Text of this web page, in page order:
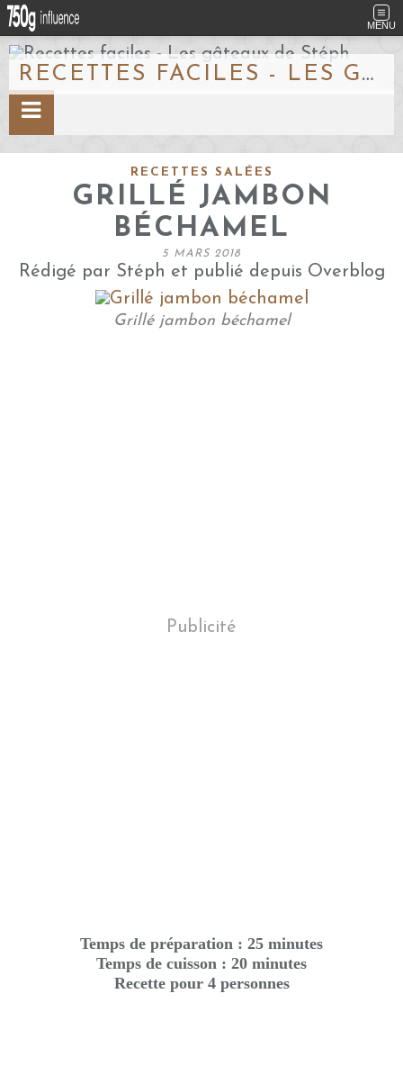
MENU
RECETTES FACILES - LES GÂTEAUX DE STÉPH
RECETTES SALÉES
GRILLÉ JAMBON
BÉCHAMEL
5 MARS 2018
Rédigé par Stéph et publié depuis Overblog
Grillé jambon béchamel
Publicité
Temps de préparation : 25 minutes
Temps de cuisson : 20 minutes
Recette pour 4 personnes